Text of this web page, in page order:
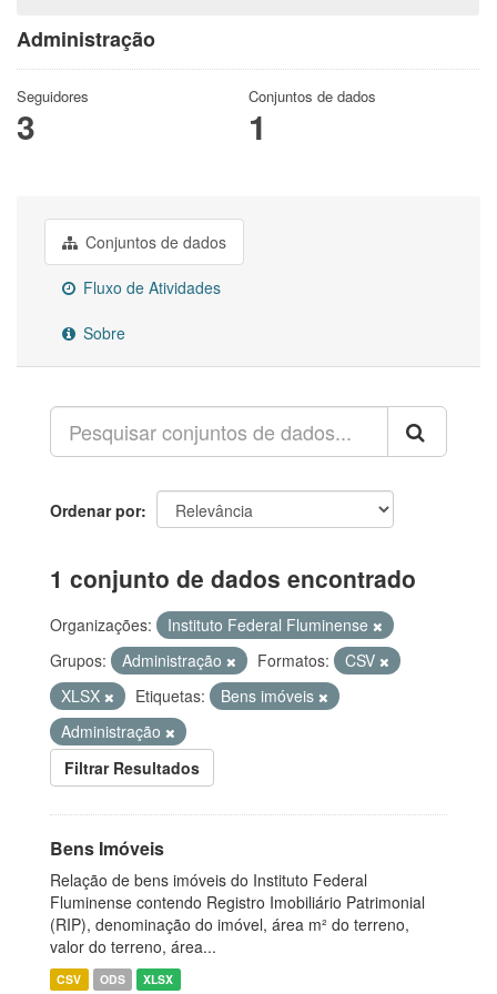
Administração
Seguidores
3
Conjuntos de dados
1
Conjuntos de dados
Fluxo de Atividades
Sobre
Ordenar por
1 conjunto de dados encontrado
Organizações:
Instituto Federal Fluminense
Grupos:
Administração Formatos:
CSV
XLSX
Etiquetas:
Bens imóveis
Administração
Filtrar Resultados
Bens Imóveis
Relação de bens imóveis do Instituto Federal
Fluminense contendo Registro Imobiliário Patrimonial
(RIP), denominação do imóvel, área m² do terreno,
valor do terreno, área...
CSV ODS XLSX